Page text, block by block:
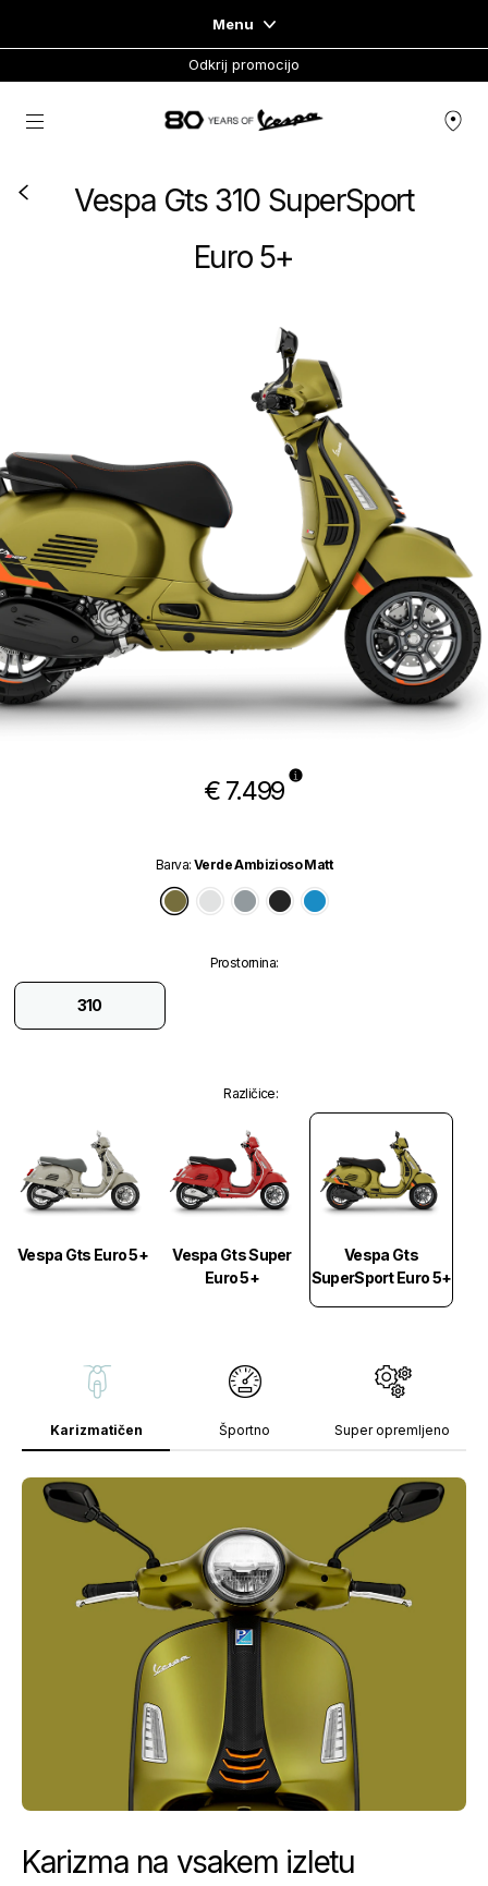
Menu
VESPA SIGNATURE
VESPA ESSENTIALS
VESPA THE EMPTY SPACE
Odkrij promocijo
Pojdi na glavno vsebino
Vespa Gts 310 SuperSport
Euro 5+
€ 7.499
Barva: Verde Ambizioso Matt
Verde Ambizioso Matt
Bianco Innocente
Grigio Travolgente Matt
Nero Convinto Matt
Blu Eclettico
Prostornina:
310
Različice:
Vespa Gts Euro 5+
Vespa Gts Super
Euro 5+
Vespa Gts
SuperSport Euro 5+
Karizmatičen Športno Super opremljeno
Karizma na vsakem izletu